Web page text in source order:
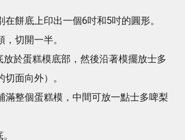
在餅底上印出一個6吋和5吋的圓形。
切開一半。
放於蛋糕模底部，然後沿著模擺放士多
面向外）。
滿整個蛋糕模，中間可放一點士多啤梨